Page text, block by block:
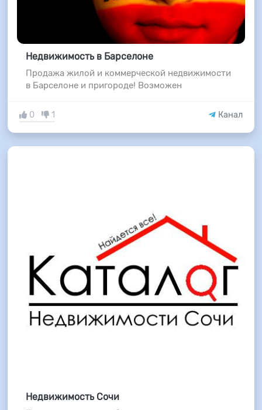
Недвижимость в Барселоне
Продажа жилой и коммерческой недвижимости
в Барселоне и пригороде! Возможен
0 1 Канал
Недвижимость Сочи